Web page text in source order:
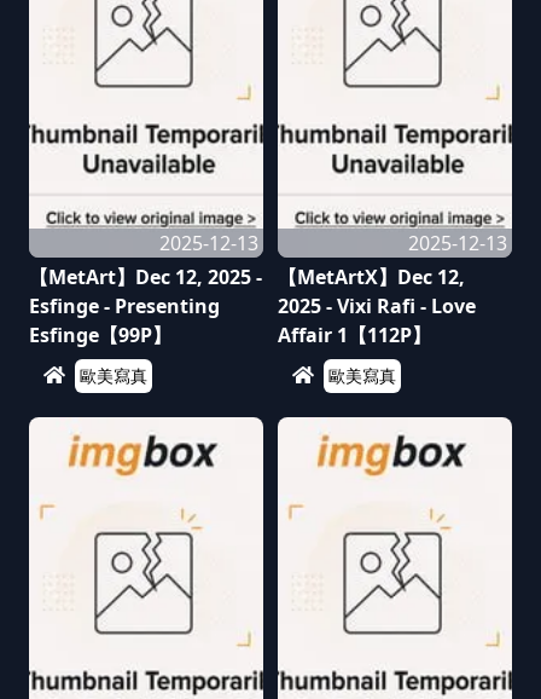
2025-12-13
【MetArt】Dec 12, 2025 -
Esfinge - Presenting
Esfinge【99P】
歐美寫真
2025-12-13
【MetArtX】Dec 12,
2025 - Vixi Rafi - Love
Affair 1【112P】
歐美寫真